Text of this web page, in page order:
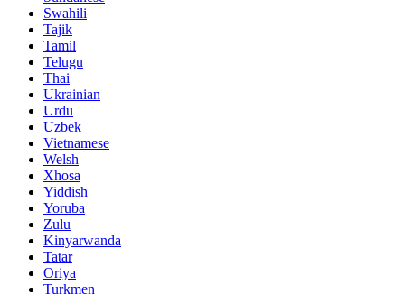
Swahili
Tajik
Tamil
Telugu
Thai
Ukrainian
Urdu
Uzbek
Vietnamese
Welsh
Xhosa
Yiddish
Yoruba
Zulu
Kinyarwanda
Tatar
Oriya
Turkmen